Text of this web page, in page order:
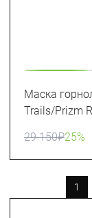
Маска
Trails/Prizm
29 150₽25%
1